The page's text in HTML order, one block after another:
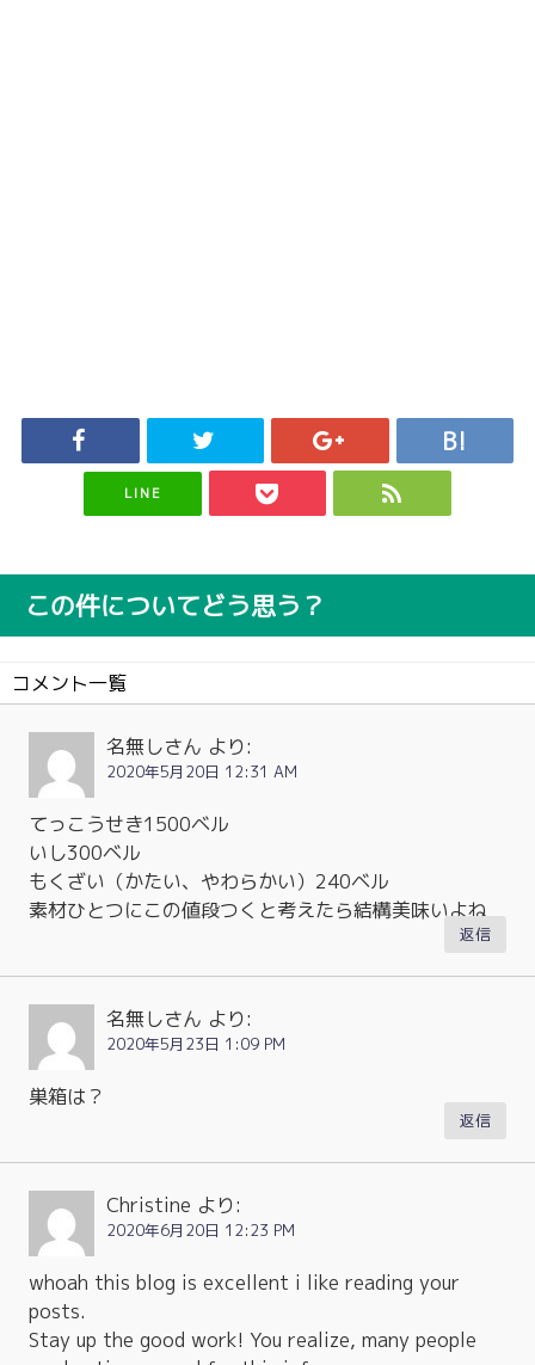
LINE
この件についてどう思う？
コメント一覧
名無しさん より:
2020年5月20日 12:31 AM
てっこうせき1500ベル
いし300ベル
もくざい（かたい、やわらかい）240ベル
素材ひとつにこの値段つくと考えたら結構美味いよね
返信
名無しさん より:
2020年5月23日 1:09 PM
巣箱は？
返信
Christine より:
2020年6月20日 12:23 PM
whoah this blog is excellent i like reading your
posts.
Stay up the good work! You realize, many people